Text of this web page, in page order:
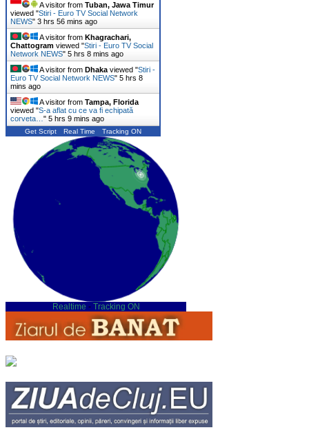
A visitor from Tuban, Jawa Timur
viewed "Stiri - Euro TV Social Network
NEWS" 3 hrs 56 mins ago
A visitor from Khagrachari,
Chattogram viewed "Stiri - Euro TV Social
Network NEWS" 5 hrs 8 mins ago
A visitor from Dhaka viewed "Stiri -
Euro TV Social Network NEWS" 5 hrs 8
mins ago
A visitor from Tampa, Florida
viewed "S-a aflat cu ce va fi echipată
corveta… " 5 hrs 9 mins ago
Get Script Real Time Tracking ON
Realtime - Tracking ON